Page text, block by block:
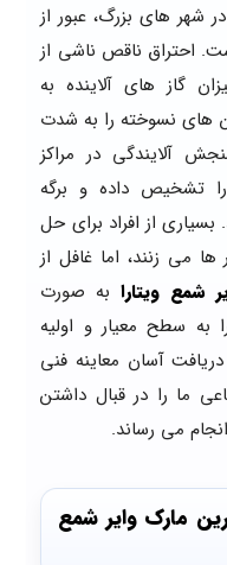
شهر های بزرگ، عبور از
احتراق ناقص ناشی از
گاز های آلاینده به
های نسوخته را به شدت
آلایندگی در مراکز
تشخیص داده و برگه
از افراد برای حل
زنند، اما غافل از
شمع ویتارابه صورت
به سطح معیار و اولیه
دریافت آسان معاینه فنی
ما را در قبال داشتن
می رساند.
مارک وایر شمع